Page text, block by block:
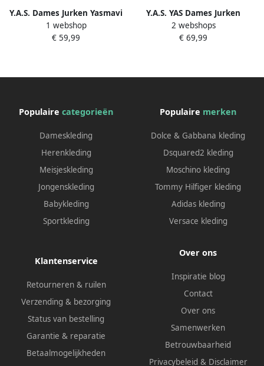
Y.A.S. Dames Jurken Yasmavi
Knit Midi Rollneck Dress
Beige
1 webshop
€ 59,99
Y.A.S. YAS Dames Jurken
Yaspina Sl Long Dress Bruin
2 webshops
€ 69,99
Populaire categorieën
Dameskleding
Herenkleding
Meisjeskleding
Jongenskleding
Babykleding
Sportkleding
Populaire merken
Dolce & Gabbana kleding
Dsquared2 kleding
Moschino kleding
Tommy Hilfiger kleding
Adidas kleding
Versace kleding
Klantenservice
Retourneren & ruilen
Verzending & bezorging
Status van bestelling
Garantie & reparatie
Betaalmogelijkheden
Over ons
Inspiratie blog
Contact
Over ons
Samenwerken
Betrouwbaarheid
Privacybeleid & Disclaimer